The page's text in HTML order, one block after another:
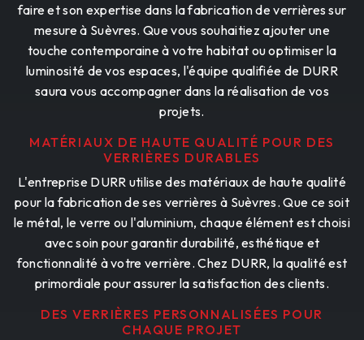
faire et son expertise dans la fabrication de verrières sur
mesure à Suèvres. Que vous souhaitiez ajouter une
touche contemporaine à votre habitat ou optimiser la
luminosité de vos espaces, l'équipe qualifiée de DURR
saura vous accompagner dans la réalisation de vos
projets.
MATÉRIAUX DE HAUTE QUALITÉ POUR DES
VERRIÈRES DURABLES
L'entreprise DURR utilise des matériaux de haute qualité
pour la fabrication de ses verrières à Suèvres. Que ce soit
le métal, le verre ou l'aluminium, chaque élément est choisi
avec soin pour garantir durabilité, esthétique et
fonctionnalité à votre verrière. Chez DURR, la qualité est
primordiale pour assurer la satisfaction des clients.
DES VERRIÈRES PERSONNALISÉES POUR
CHAQUE PROJET